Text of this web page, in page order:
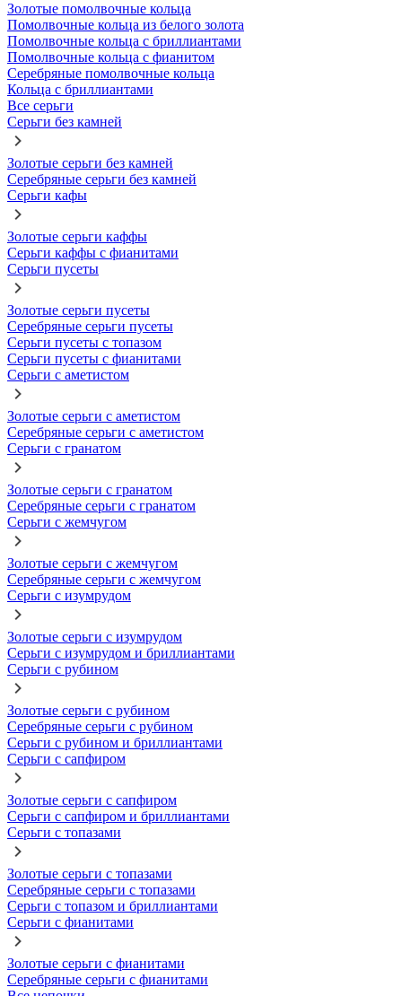
Золотые помолвочные кольца
Помолвочные кольца из белого золота
Помолвочные кольца с бриллиантами
Помолвочные кольца с фианитом
Серебряные помолвочные кольца
Кольца с бриллиантами
Все серьги
Серьги без камней
Золотые серьги без камней
Серебряные серьги без камней
Серьги кафы
Золотые серьги каффы
Серьги каффы с фианитами
Серьги пусеты
Золотые серьги пусеты
Серебряные серьги пусеты
Серьги пусеты с топазом
Серьги пусеты с фианитами
Серьги с аметистом
Золотые серьги с аметистом
Серебряные серьги с аметистом
Серьги с гранатом
Золотые серьги с гранатом
Серебряные серьги с гранатом
Серьги с жемчугом
Золотые серьги с жемчугом
Серебряные серьги с жемчугом
Серьги с изумрудом
Золотые серьги с изумрудом
Серьги с изумрудом и бриллиантами
Серьги с рубином
Золотые серьги с рубином
Серебряные серьги с рубином
Серьги с рубином и бриллиантами
Серьги с сапфиром
Золотые серьги с сапфиром
Серьги с сапфиром и бриллиантами
Серьги с топазами
Золотые серьги с топазами
Серебряные серьги с топазами
Серьги с топазом и бриллиантами
Серьги с фианитами
Золотые серьги с фианитами
Серебряные серьги с фианитами